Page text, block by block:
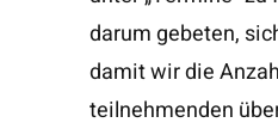
darum gebeten,
damit wir die
teilnehmenden